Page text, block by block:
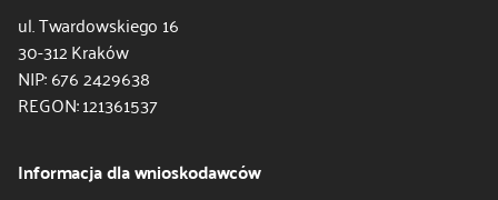
ul. Twardowskiego 16
30-312 Kraków
NIP: 676 2429638
REGON: 121361537
Informacja dla wnioskodawców